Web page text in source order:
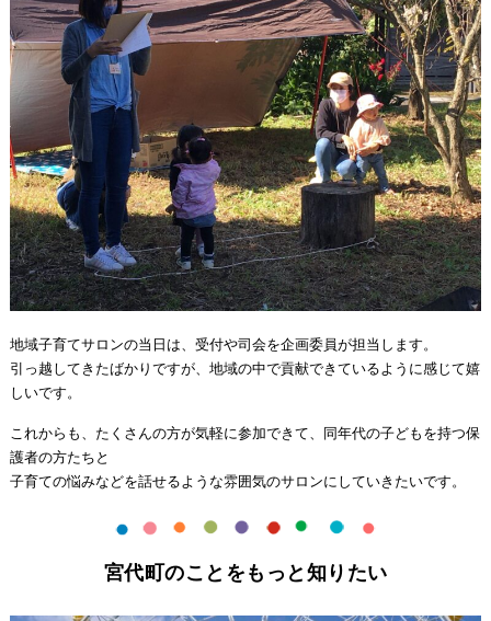
地域子育てサロンの当日は、受付や司会を企画委員が担当します。
引っ越してきたばかりですが、地域の中で貢献できているように感じて嬉
しいです。
これからも、たくさんの方が気軽に参加できて、同年代の子どもを持つ保
護者の方たちと
子育ての悩みなどを話せるような雰囲気のサロンにしていきたいです。
宮代町のことをもっと知りたい